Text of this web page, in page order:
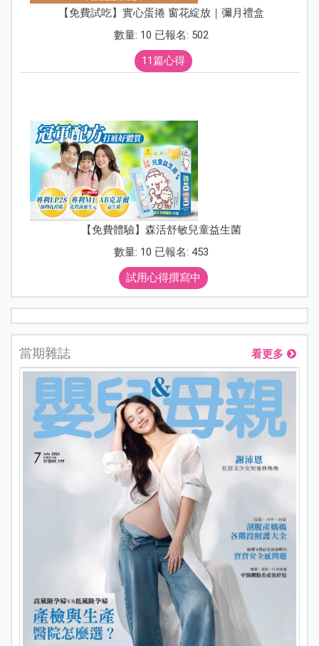
【免費試吃】實心蛋捲 窗花綻放｜彌月禮盒
數量: 10 已報名: 502
11篇心得
【免費體驗】森活舒敏兒童益生菌
數量: 10 已報名: 453
試用心得撰寫中
當期雜誌 看更多